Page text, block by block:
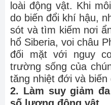
loài động vật. Khi
do biến đổi khí hậu,
sót và tìm kiếm nơi
hổ Siberia, voi châu
đối mặt với nguy
trường sống của
tăng nhiệt đới và biến
2. Làm suy giảm